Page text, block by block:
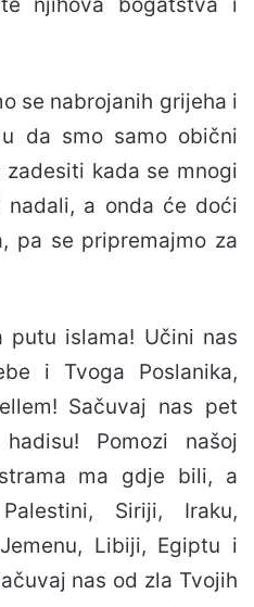
se nabrojanih grijeha i
da smo samo obični
kada se mnogi
nadali, a onda će doći
pa se pripremajmo za
putu islama! Učini nas
i Tvoga Poslanika,
Sačuvaj nas pet
Pomozi našoj
ma gdje bili, a
Siriji, Iraku,
Libiji, Egiptu i
nas od zla Tvojih